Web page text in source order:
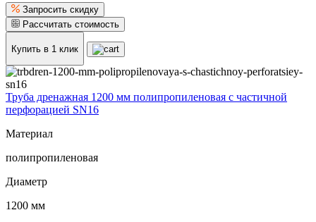
Запросить скидку
Рассчитать стоимость
Купить в 1 клик
Труба дренажная 1200 мм полипропиленовая с частичной
перфорацией SN16
Материал
полипропиленовая
Диаметр
1200 мм